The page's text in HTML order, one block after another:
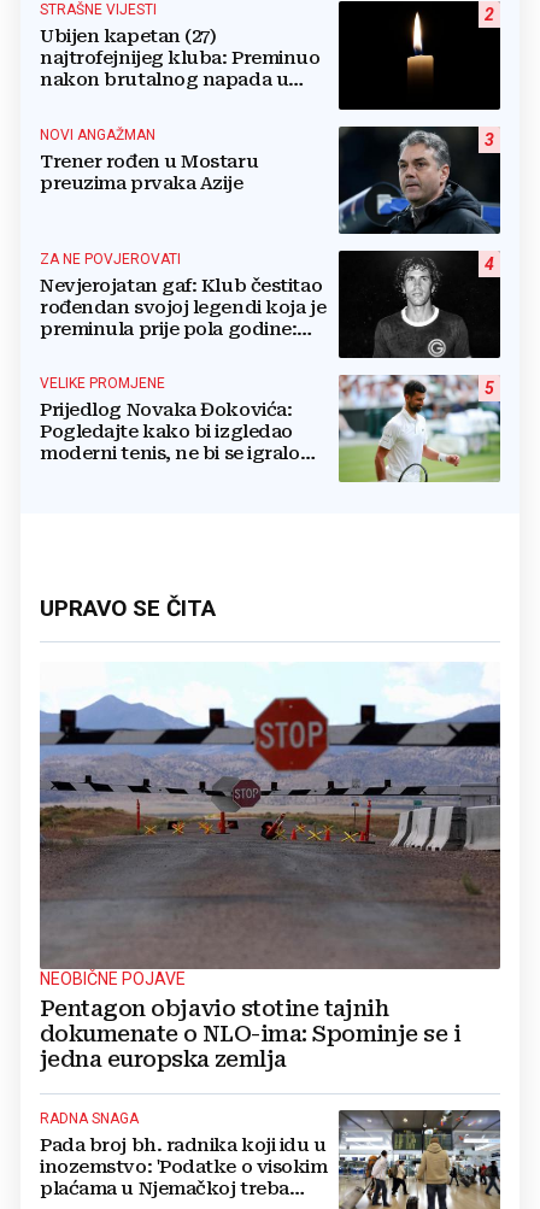
2
STRAŠNE VIJESTI
Ubijen kapetan (27)
najtrofejnijeg kluba: Preminuo
nakon brutalnog napada u
3
NOVI ANGAŽMAN
Trener rođen u Mostaru
preuzima prvaka Azije
4
ZA NE POVJEROVATI
Nevjerojatan gaf: Klub čestitao
rođendan svojoj legendi koja je
preminula prije pola godine:
5
VELIKE PROMJENE
Prijedlog Novaka Đokovića:
Pogledajte kako bi izgledao
moderni tenis, ne bi se igralo
UPRAVO SE ČITA
NEOBIČNE POJAVE
Pentagon objavio stotine tajnih
dokumenate o NLO-ima: Spominje se i
jedna europska zemlja
RADNA SNAGA
Pada broj bh. radnika koji idu u
inozemstvo: 'Podatke o visokim
plaćama u Njemačkoj treba